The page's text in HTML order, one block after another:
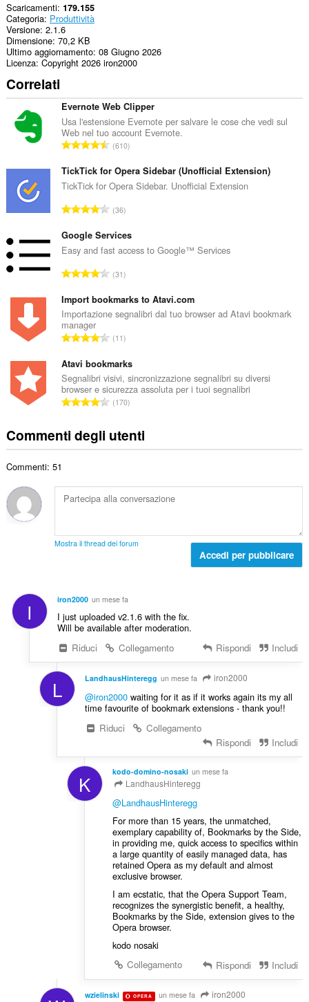
Scaricamenti 179.155
Categoria Produttività
Versione 2.1.6
Dimensione 70,2 KB
Ultimo aggiornamento 08 Giugno 2026
Licenza Copyright 2026 iron2000
Correlati
Evernote Web Clipper
Usa l'estensione Evernote per salvare le cose che vedi sul
Web nel tuo account Evernote.
N
m
e
o
o
t
a
e
d
g
u
d
i
z
:
610
TickTick for Opera Sidebar (Unofficial Extension)
TickTick for Opera Sidebar. Unofficial Extension
N
m
e
o
o
t
a
e
d
i
g
u
d
i
:
36
Google Services
Easy and fast access to Google™ Services
N
m
e
o
o
t
a
d
i
u
d
z
i
31
Import bookmarks to Atavi.com
Importazione segnalibri dal tuo browser ad Atavi bookmark
manager
N
m
e
r
o
o
t
e
d
i
z
i
:
11
Atavi bookmarks
Segnalibri visivi, sincronizzazione segnalibri su diversi
browser e sicurezza assoluta per i tuoi segnalibri
N
e
t
o
l
g
u
d
i
z
i
:
170
Commenti degli utenti
Commenti: 51
Mostra il thread dei forum
Accedi per pubblicare
I iron2000 un mese fa
I just uploaded v2.1.6 with the fix.
Will be available after moderation.
Riduci
Collegamento Rispondi Includi
L LandhausHinteregg un mese fa iron2000
@iron2000waiting for it as if it works again its my all
time favourite of bookmark extensions - thank you!!
Riduci
Collegamento
Rispondi
Includi
K kodo-domino-nosaki un mese fa
LandhausHinteregg
@LandhausHinteregg
For more than 15 years, the unmatched,
exemplary capability of, Bookmarks by the Side,
in providing me, quick access to specifics within
a large quantity of easily managed data, has
retained Opera as my default and almost
exclusive browser.
I am ecstatic, that the Opera Support Team,
recognizes the synergistic benefit, a healthy,
Bookmarks by the Side, extension gives to the
Opera browser.
kodo nosaki
Collegamento
Rispondi Includi
wzielinski OPERA un mese fa iron2000